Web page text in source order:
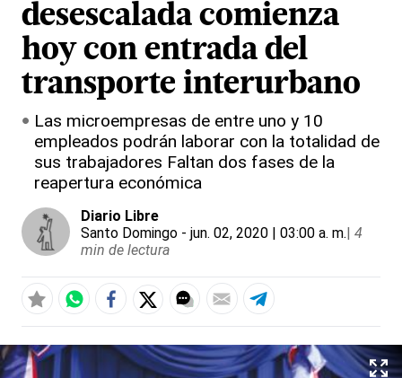
desescalada comienza
hoy con entrada del
transporte interurbano
Las microempresas de entre uno y 10
empleados podrán laborar con la totalidad de
sus trabajadores Faltan dos fases de la
reapertura económica
Diario Libre
Santo Domingo - jun. 02, 2020 | 03:00 a. m.| 4
min de lectura